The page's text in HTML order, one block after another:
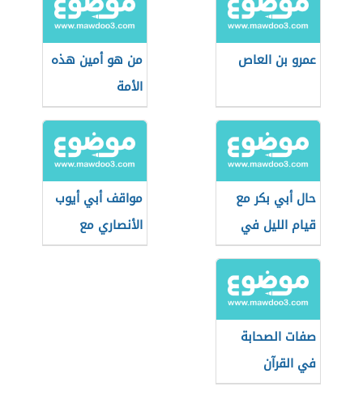
عمرو بن العاص
من هو أمين هذه
الأمة
حال أبي بكر مع
قيام الليل في
رمضان
مواقف أبي أيوب
الأنصاري مع
الرسول الكريم
صفات الصحابة
في القرآن